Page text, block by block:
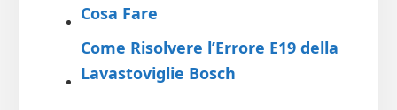
Cosa Fare
Come Risolvere l’Errore E19 della
Lavastoviglie Bosch